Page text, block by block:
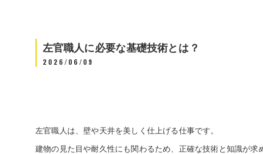
左官職人に必要な基礎技術とは？
2026/06/09
左官職人は、壁や天井を美しく仕上げる仕事です。
建物の見た目や耐久性にも関わるため、正確な技術と知識が求